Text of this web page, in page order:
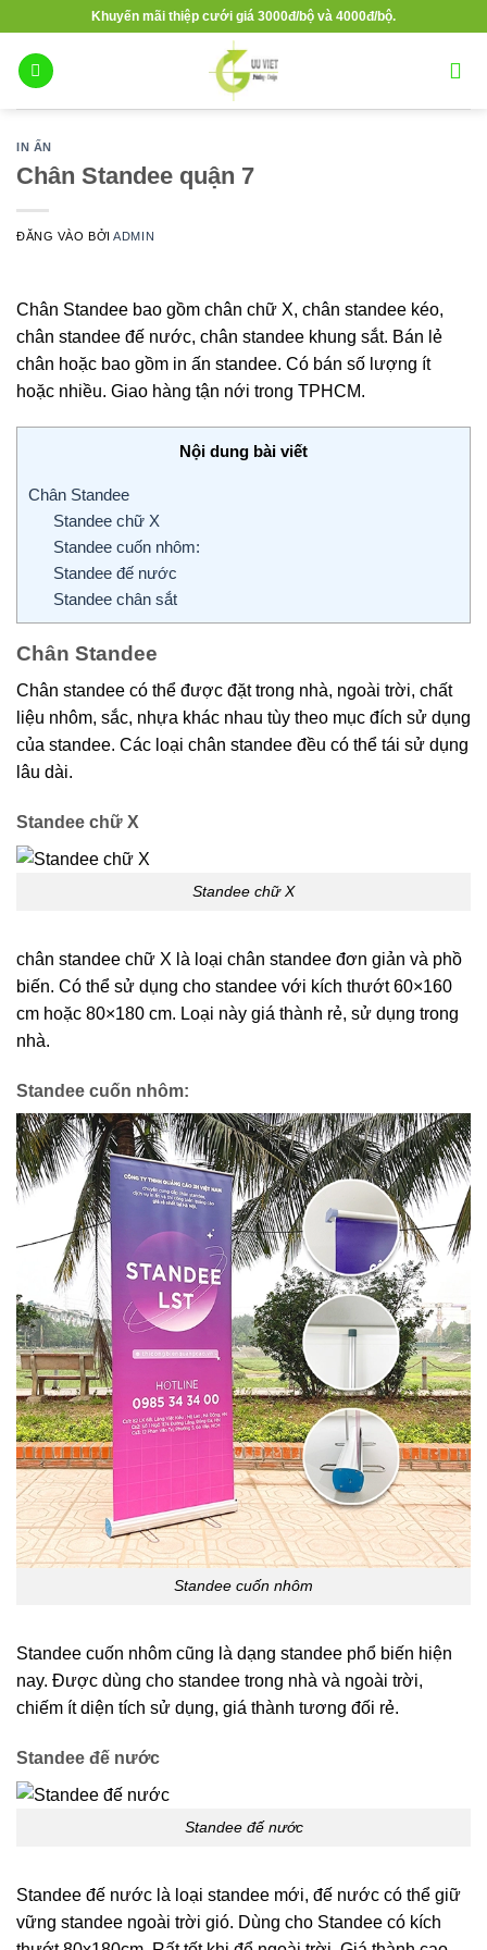
nội
dung
Khuyến mãi thiệp cưới giá 3000đ/bộ và 4000đ/bộ.
IN ẤN
Chân Standee quận 7
ĐĂNG VÀOBỞIADMIN
Chân Standee bao gồm chân chữ X, chân standee kéo,
chân standee đế nước, chân standee khung sắt. Bán lẻ
chân hoặc bao gồm in ấn standee. Có bán số lượng ít
hoặc nhiều. Giao hàng tận nới trong TPHCM.
Nội dung bài viết
Chân Standee
Standee chữ X
Standee cuốn nhôm:
Standee đế nước
Standee chân sắt
Chân Standee
Chân standee có thể được đặt trong nhà, ngoài trời, chất
liệu nhôm, sắc, nhựa khác nhau tùy theo mục đích sử dụng
của standee. Các loại chân standee đều có thể tái sử dụng
lâu dài.
Standee chữ X
Standee chữ X
chân standee chữ X là loại chân standee đơn giản và phồ
biến. Có thể sử dụng cho standee với kích thướt 60×160
cm hoặc 80×180 cm. Loại này giá thành rẻ, sử dụng trong
nhà.
Standee cuốn nhôm:
Standee cuốn nhôm
Standee cuốn nhôm cũng là dạng standee phổ biến hiện
nay. Được dùng cho standee trong nhà và ngoài trời,
chiếm ít diện tích sử dụng, giá thành tương đối rẻ.
Standee đế nước
Standee đế nước
Standee đế nước là loại standee mới, đế nước có thể giữ
vững standee ngoài trời gió. Dùng cho Standee có kích